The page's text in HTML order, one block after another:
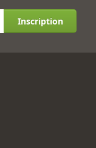
Inscription